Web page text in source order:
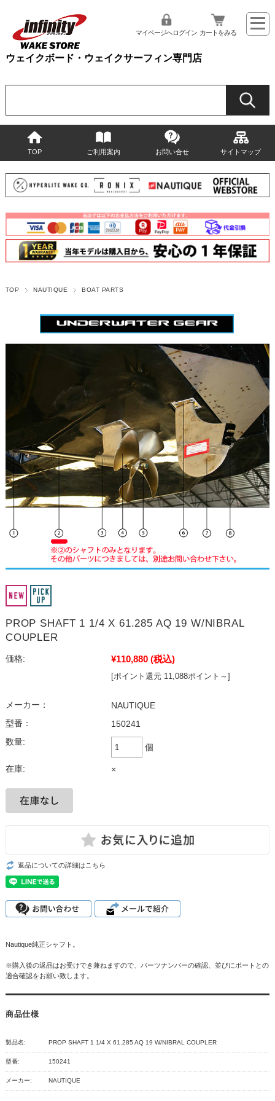
ウェイクボード・ウェイクサーフィン専門店
マイページへログイン カートをみる
TOP ご利用案内 お問い合せ サイトマップ
TOP NAUTIQUE BOAT PARTS
PROP SHAFT 1 1/4 X 61.285 AQ 19 W/NIBRAL
COUPLER
価格: ¥110,880 (税込)
[ポイント還元 11,088ポイント～]
メーカー：
NAUTIQUE
型番：
150241
数量:
個
在庫: ×
返品についての詳細はこちら
Nautique純正シャフト。
※購入後の返品はお受けでき兼ねますので、パーツナンバーの確認、並びにボートとの
適合確認をお願い致します。
商品仕様
製品名: PROP SHAFT 1 1/4 X 61.285 AQ 19 W/NIBRAL COUPLER
型番: 150241
メーカー: NAUTIQUE